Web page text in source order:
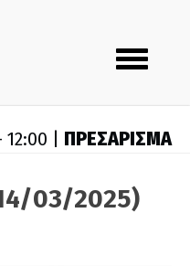
Toggle
navigation
12:00 | ΠΡΕΣΑΡΙΣΜΑ
03/2025)